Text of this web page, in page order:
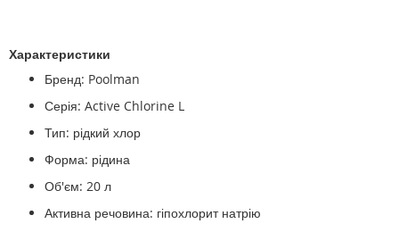
Характеристики
Бренд: Poolman
Серія: Active Chlorine L
Тип: рідкий хлор
Форма: рідина
Об'єм: 20 л
Активна речовина: гіпохлорит натрію